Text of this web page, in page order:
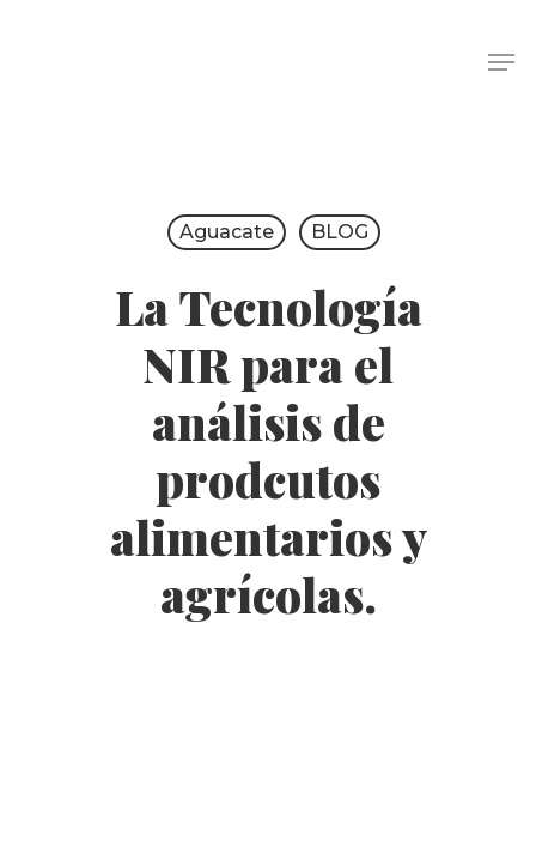
Aguacate BLOG
La Tecnología
NIR para el
análisis de
prodcutos
alimentarios y
agrícolas.